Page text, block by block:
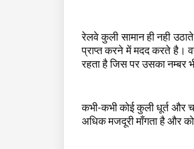
रेलवे कुली सामान ही नही
प्राप्त करने में मदद करते है।
रहता है जिस पर उसका नम्बर
कभी-कभी कोई कुली धूर्त और
अधिक मजदूरी माँगता है और